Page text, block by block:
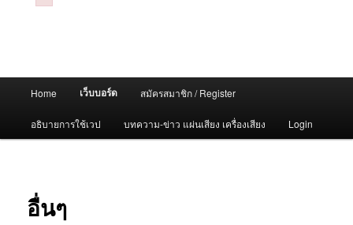
Home เว็บบอร์ด สมัครสมาชิก / Register
อธิบายการใช้เวป บทความ-ข่าว แผ่นเสียง เครื่องเสียง Login
อื่นๆ
Failed to initialize plugin: wplink